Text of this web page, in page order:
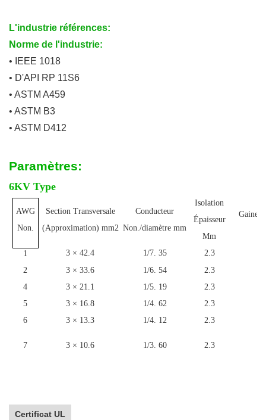
L'industrie références:
Norme de l'industrie:
• IEEE 1018
• D'API RP 11S6
• ASTM A459
• ASTM B3
• ASTM D412
Paramètres:
6KV Type
AWG
Non.
Section Transversale
(Approximation) mm2
Conducteur
Non./diamètre mm
Isolation
Épaisseur
Mm
Gaine
1 3 × 42.4 1/7. 35 2.3
2
3 × 33.6 1/6. 54 2.3
4
3 × 21.1 1/5. 19 2.3
5
3 × 16.8 1/4. 62 2.3
6
3 × 13.3 1/4. 12 2.3
7 3 × 10.6 1/3. 60 2.3
Certificat UL